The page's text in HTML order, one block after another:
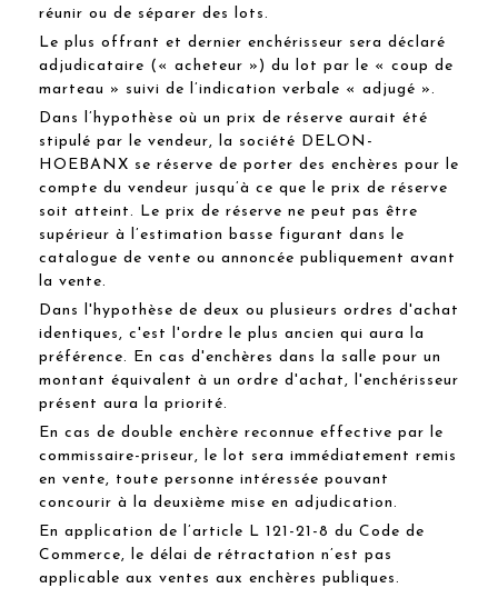
réunir ou de séparer des lots.
Le plus offrant et dernier enchérisseur sera déclaré
adjudicataire (« acheteur ») du lot par le « coup de
marteau » suivi de l’indication verbale « adjugé ».
Dans l’hypothèse où un prix de réserve aurait été
stipulé par le vendeur, la société DELON-
HOEBANX se réserve de porter des enchères pour le
compte du vendeur jusqu’à ce que le prix de réserve
soit atteint. Le prix de réserve ne peut pas être
supérieur à l’estimation basse figurant dans le
catalogue de vente ou annoncée publiquement avant
la vente.
Dans l'hypothèse de deux ou plusieurs ordres d'achat
identiques, c'est l'ordre le plus ancien qui aura la
préférence. En cas d'enchères dans la salle pour un
montant équivalent à un ordre d'achat, l'enchérisseur
présent aura la priorité.
En cas de double enchère reconnue effective par le
commissaire-priseur, le lot sera immédiatement remis
en vente, toute personne intéressée pouvant
concourir à la deuxième mise en adjudication.
En application de l’article L 121-21-8 du Code de
Commerce, le délai de rétractation n’est pas
applicable aux ventes aux enchères publiques.